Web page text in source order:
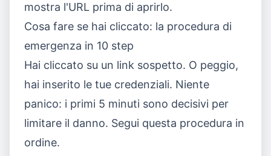
mostra l'URL prima di aprirlo.
Cosa fare se hai cliccato: la procedura di
emergenza in 10 step
Hai cliccato su un link sospetto. O peggio,
hai inserito le tue credenziali. Niente
panico: i primi 5 minuti sono decisivi per
limitare il danno. Segui questa procedura in
ordine.